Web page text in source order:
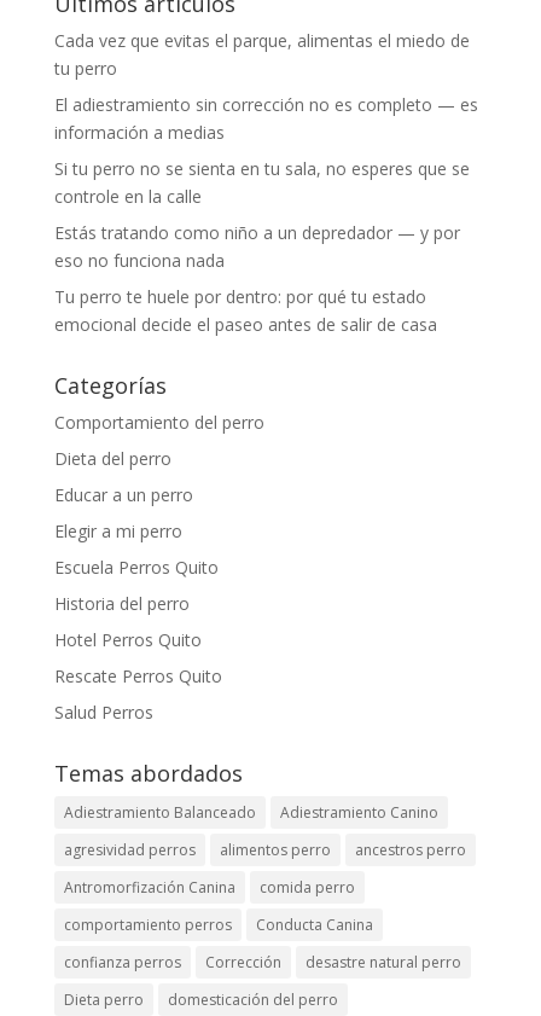
Cada vez que evitas el parque, alimentas el miedo de
tu perro
El adiestramiento sin corrección no es completo — es
información a medias
Si tu perro no se sienta en tu sala, no esperes que se
controle en la calle
Estás tratando como niño a un depredador — y por
eso no funciona nada
Tu perro te huele por dentro: por qué tu estado
emocional decide el paseo antes de salir de casa
Categorías
Comportamiento del perro
Dieta del perro
Educar a un perro
Elegir a mi perro
Escuela Perros Quito
Historia del perro
Hotel Perros Quito
Rescate Perros Quito
Salud Perros
Temas abordados
Adiestramiento Balanceado
Adiestramiento Canino
agresividad perros
alimentos perro
ancestros perro
Antromorfización Canina
comida perro
comportamiento perros
Conducta Canina
confianza perros
Corrección
desastre natural perro
Dieta perro
domesticación del perro